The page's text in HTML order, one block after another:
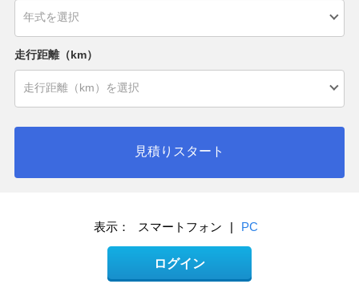
走行距離（km）
見積りスタート
表示： スマートフォン | PC
ログイン